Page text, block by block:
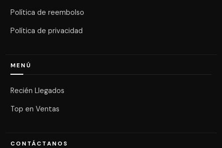
Política de reembolso
Política de privacidad
MENÚ
Recién Llegados
Top en Ventas
CONTÁCTANOS